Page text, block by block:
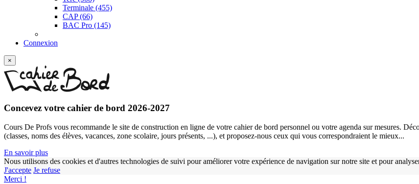
Terminale (455)
CAP(66)
BAC Pro (145)
Connexion
×
Concevez votre cahier de bord 2026-2027
Cours De Profs vous recommande le site de construction en ligne de votre cahier de bord personnel ou votre agenda sur mesures.
(classes, noms des élèves, vacances, zone scolaire, jours présents, ...), et proposez-nous ceux qui vous correspondraient le mieux...
En savoir plus
Nous utilisons des cookies et d'autres technologies de suivi pour améliorer votre expérience de navigation sur notre site et pour
J'accepte Je refuse
Merci !